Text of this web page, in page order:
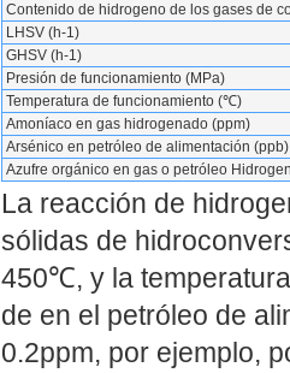
Contenido de hidrogeno de los gases de
LHSV (h-1)
GHSV (h-1)
Presión de funcionamiento (MPa)
Temperatura de funcionamiento (℃)
Amoníaco en gas hidrogenado (ppm)
Arsénico en petróleo de alimentación (ppb)
Azufre orgánico en gas o petróleo
La reacción de
sólidas de
450℃, y la
de en el petróleo de
0.2ppm, por ejemplo,